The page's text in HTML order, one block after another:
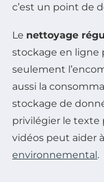
c’est un point de
Le nettoyage
stockage en
seulement
aussi la
stockage de
privilégier le texte
vidéos peut aider
environnemental.